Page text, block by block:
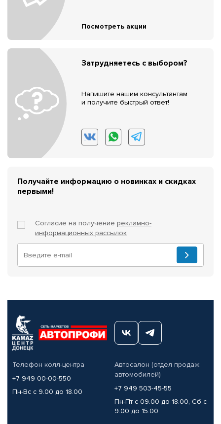
Посмотреть акции
Затрудняетесь с выбором?
Напишите нашим консультантам
и получите быстрый ответ!
Получайте информацию о новинках и скидках
первыми!
Согласие на получение рекламно-
информационных рассылок
Телефон колл-центра
+7 949 00-00-550
Пн-Вс с 9.00 до 18.00
Автосалон (отдел продаж
автомобилей)
+7 949 503-45-55
Пн-Пт с 09.00 до 18.00, Сб с
9.00 до 15.00